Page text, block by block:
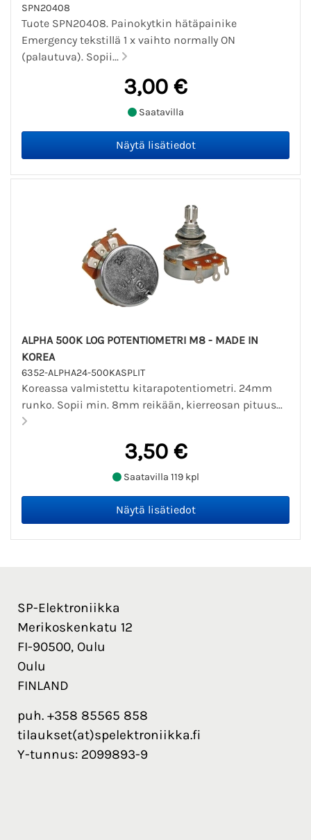
SPN20408
Tuote SPN20408. Painokytkin hätäpainike
Emergency tekstillä 1 x vaihto normally ON
(palautuva). Sopii...
3,00 €
Saatavilla
ALPHA 500K LOG POTENTIOMETRI M8 - MADE IN
KOREA
6352-ALPHA24-500KASPLIT
Koreassa valmistettu kitarapotentiometri. 24mm
runko. Sopii min. 8mm reikään, kierreosan pituus...
3,50 €
Saatavilla 119 kpl
SP-Elektroniikka
Merikoskenkatu 12
FI-90500, Oulu
Oulu
FINLAND
puh. +358 85565 858
tilaukset(at)spelektroniikka.fi
Y-tunnus: 2099893-9